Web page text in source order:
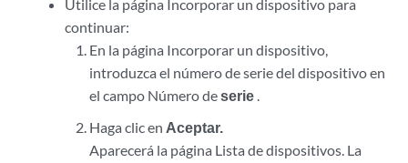
Utilice la página Incorporar un dispositivo para
continuar:
En la página Incorporar un dispositivo,
introduzca el número de serie del dispositivo en
el campo Número deserie .
Haga clic en Aceptar.
Aparecerá la página Lista de dispositivos. La